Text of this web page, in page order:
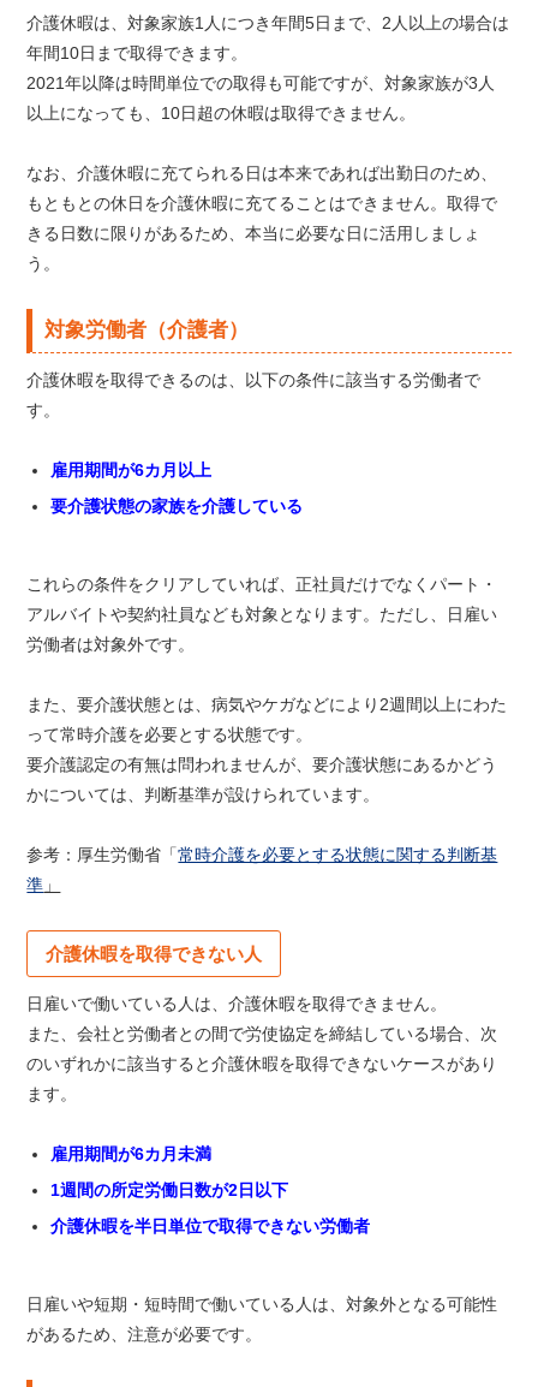
介護休暇は、対象家族1人につき年間5日まで、2人以上の場合は
年間10日まで取得できます。
2021年以降は時間単位での取得も可能ですが、対象家族が3人
以上になっても、10日超の休暇は取得できません。
なお、介護休暇に充てられる日は本来であれば出勤日のため、
もともとの休日を介護休暇に充てることはできません。取得で
きる日数に限りがあるため、本当に必要な日に活用しましょ
う。
対象労働者（介護者）
介護休暇を取得できるのは、以下の条件に該当する労働者で
す。
雇用期間が6カ月以上
要介護状態の家族を介護している
これらの条件をクリアしていれば、正社員だけでなくパート・
アルバイトや契約社員なども対象となります。ただし、日雇い
労働者は対象外です。
また、要介護状態とは、病気やケガなどにより2週間以上にわた
って常時介護を必要とする状態です。
要介護認定の有無は問われませんが、要介護状態にあるかどう
かについては、判断基準が設けられています。
参考：厚生労働省「常時介護を必要とする状態に関する判断基
準 」
介護休暇を取得できない人
日雇いで働いている人は、介護休暇を取得できません。
また、会社と労働者との間で労使協定を締結している場合、次
のいずれかに該当すると介護休暇を取得できないケースがあり
ます。
雇用期間が6カ月未満
1週間の所定労働日数が2日以下
介護休暇を半日単位で取得できない労働者
日雇いや短期・短時間で働いている人は、対象外となる可能性
があるため、注意が必要です。